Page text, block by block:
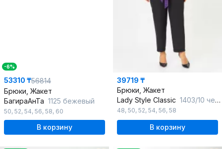
-6%
53310 ₸56814
Брюки, Жакет
БагираАнТа 1125 бежевый
50, 52, 54, 56, 58, 60
В корзину
39719 ₸
Брюки, Жакет
Lady Style Classic 1403/10 черный_с_фиолетовым
48, 50, 52, 54, 56, 58
В корзину